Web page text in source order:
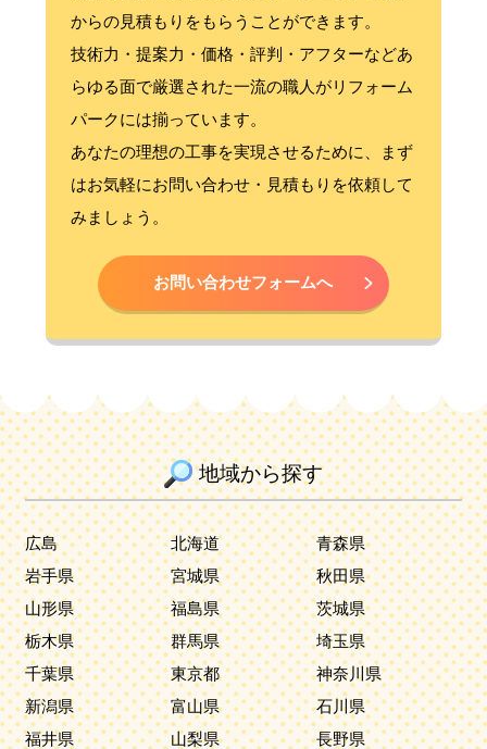
からの見積もりをもらうことができます。
技術力・提案力・価格・評判・アフターなどあ
らゆる面で厳選された一流の職人がリフォーム
パークには揃っています。
あなたの理想の工事を実現させるために、まず
はお気軽にお問い合わせ・見積もりを依頼して
みましょう。
お問い合わせフォームへ
地域から探す
広島 北海道
青森県
岩手県
宮城県
秋田県
山形県
福島県
茨城県
栃木県
群馬県
埼玉県
千葉県
東京都
神奈川県
新潟県
富山県
石川県
福井県
山梨県
長野県